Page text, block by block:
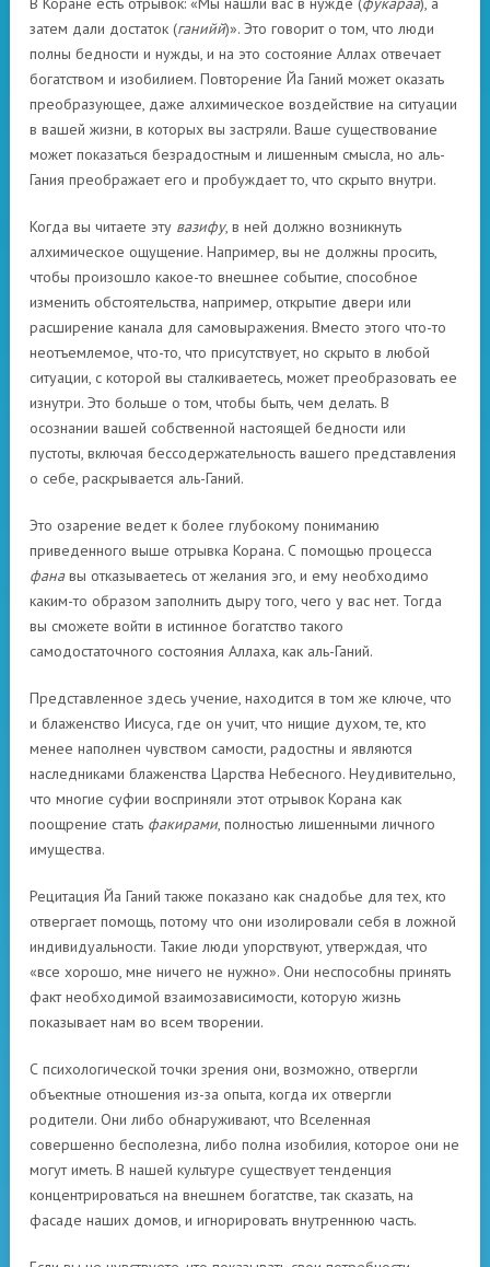
затем дали достаток (ганийй)». Это говорит о том, что люди
полны бедности и нужды, и на это состояние Аллах отвечает
богатством и изобилием. Повторение Йа Ганий может оказать
преобразующее, даже алхимическое воздействие на ситуации
в вашей жизни, в которых вы застряли. Ваше существование
может показаться безрадостным и лишенным смысла, но аль-
Гания преображает его и пробуждает то, что скрыто внутри.
Когда вы читаете эту вазифу, в ней должно возникнуть
алхимическое ощущение. Например, вы не должны просить,
чтобы произошло какое-то внешнее событие, способное
изменить обстоятельства, например, открытие двери или
расширение канала для самовыражения. Вместо этого что-то
неотъемлемое, что-то, что присутствует, но скрыто в любой
ситуации, с которой вы сталкиваетесь, может преобразовать ее
изнутри. Это больше о том, чтобы быть, чем делать. В
осознании вашей собственной настоящей бедности или
пустоты, включая бессодержательность вашего представления
о себе, раскрывается аль-Ганий.
Это озарение ведет к более глубокому пониманию
приведенного выше отрывка Корана. С помощью процесса
фанавы отказываетесь от желания эго, и ему необходимо
каким-то образом заполнить дыру того, чего у вас нет. Тогда
вы сможете войти в истинное богатство такого
самодостаточного состояния Аллаха, как аль-Ганий.
Представленное здесь учение, находится в том же ключе, что
и блаженство Иисуса, где он учит, что нищие духом, те, кто
менее наполнен чувством самости, радостны и являются
наследниками блаженства Царства Небесного. Неудивительно,
что многие суфии восприняли этот отрывок Корана как
поощрение стать факирами, полностью лишенными личного
имущества.
Рецитация Йа Ганий также показано как снадобье для тех, кто
отвергает помощь, потому что они изолировали себя в ложной
индивидуальности. Такие люди упорствуют, утверждая, что
«все хорошо, мне ничего не нужно». Они неспособны принять
факт необходимой взаимозависимости, которую жизнь
показывает нам во всем творении.
С психологической точки зрения они, возможно, отвергли
объектные отношения из-за опыта, когда их отвергли
родители. Они либо обнаруживают, что Вселенная
совершенно бесполезна, либо полна изобилия, которое они не
могут иметь. В нашей культуре существует тенденция
концентрироваться на внешнем богатстве, так сказать, на
фасаде наших домов, и игнорировать внутреннюю часть.